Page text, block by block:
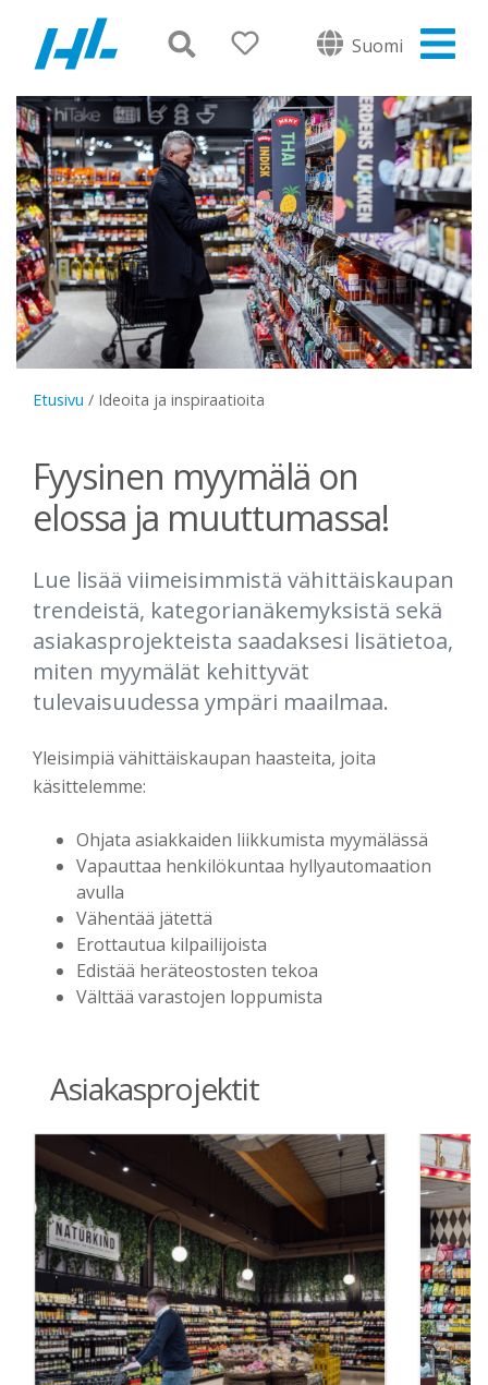
Suomi
Etusivu / Ideoita ja inspiraatioita
Fyysinen myymälä on
elossa ja muuttumassa!
Lue lisää viimeisimmistä vähittäiskaupan
trendeistä, kategorianäkemyksistä sekä
asiakasprojekteista saadaksesi lisätietoa,
miten myymälät kehittyvät
tulevaisuudessa ympäri maailmaa.
Yleisimpiä vähittäiskaupan haasteita, joita
käsittelemme:
Ohjata asiakkaiden liikkumista myymälässä
Vapauttaa henkilökuntaa hyllyautomaation
avulla
Vähentää jätettä
Erottautua kilpailijoista
Edistää heräteostosten tekoa
Välttää varastojen loppumista
Asiakasprojektit